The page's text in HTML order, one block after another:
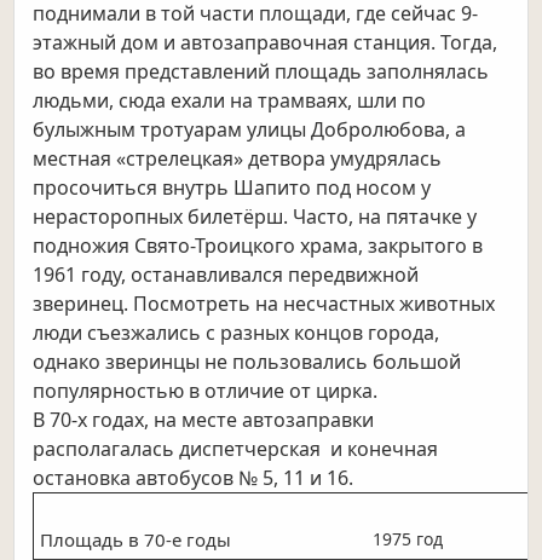
поднимали в той части площади, где сейчас 9-
этажный дом и автозаправочная станция. Тогда,
во время представлений площадь заполнялась
людьми, сюда ехали на трамваях, шли по
булыжным тротуарам улицы Добролюбова, а
местная «стрелецкая» детвора умудрялась
просочиться внутрь Шапито под носом у
нерасторопных билетёрш. Часто, на пятачке у
подножия Свято-Троицкого храма, закрытого в
1961 году, останавливался передвижной
зверинец. Посмотреть на несчастных животных
люди съезжались с разных концов города,
однако зверинцы не пользовались большой
популярностью в отличие от цирка.
В 70-х годах, на месте автозаправки
располагалась диспетчерская и конечная
остановка автобусов № 5, 11 и 16.
Площадь в 70-е годы 1975 год